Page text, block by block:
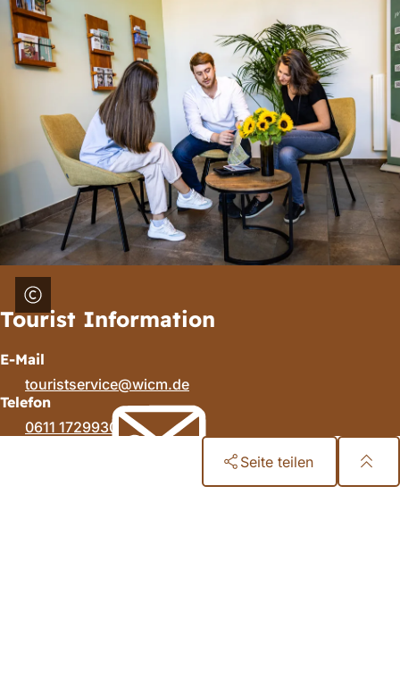
Tourist Information
E-Mail
touristservice
wicm de
Telefon
0611 1729930
Seite teilen